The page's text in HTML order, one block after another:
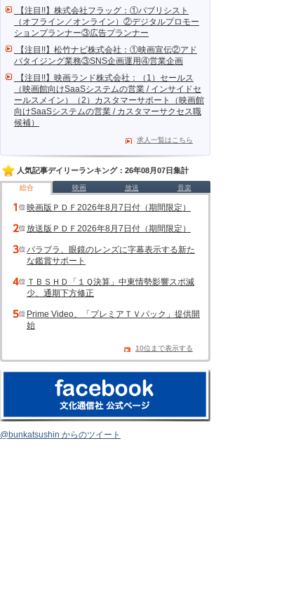
【注目!!】株式会社フラッグ：①パブリシスト
（オフライン／オンライン）②デジタルプロモー
ションプランナー③広告プランナー
【注目!!】松竹ナビ株式会社：①映画宣伝②アド
バタイジング業務③SNS企画運用④営業企画
【注目!!】映画ランド株式会社：（1）セールス
（映画館向けSaaSシステムの営業 / インサイドセ
ールスメイン）（2）カスタマーサポート（映画館
向けSaaSシステムの営業 / カスタマーサクセス職
候補）
求人一覧はこちら
人気記事デイリーランキング：26年08月07日集計
総合 映画 放送 音楽
映画版ＰＤＦ2026年8月7日付（期間限定）
放送版ＰＤＦ2026年8月7日付（期間限定）
パラブラ、眼鏡のレンズに字幕表示する新た
な鑑賞サポート
ＴＢＳＨＤ「１Ｑ決算」中東情勢影響スポ減
少、通期下方修正
Prime Video、「プレミアＴＶパック」提供開
始
10位まで表示する
@bunkatsushin からのツイート